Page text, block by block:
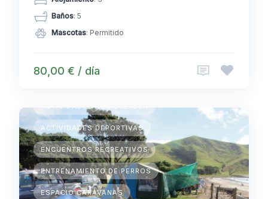
Baños: 5
Mascotas: Permitido
80,00 € / día
ACTIVIDADES AGRICULTURA
ACTIVIDADES DEPORTIVAS
ENCUENTROS RECREATIVOS
ENTRENAMIENTO DE PERROS
ESPACIO CARAVANAS